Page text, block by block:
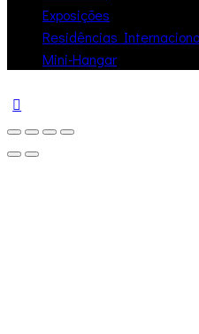
Exposições
Residências
Mini-Hangar